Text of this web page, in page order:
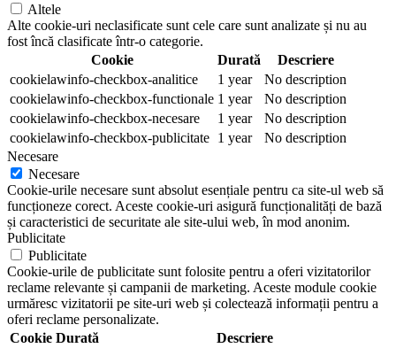
Altele
Alte cookie-uri neclasificate sunt cele care sunt analizate și nu au
fost încă clasificate într-o categorie.
Cookie
Durată
Descriere
cookielawinfo-checkbox-analitice
1 year
No description
cookielawinfo-checkbox-functionale 1 year
No description
cookielawinfo-checkbox-necesare
1 year
No description
cookielawinfo-checkbox-publicitate 1 year
No description
Necesare
Necesare
Cookie-urile necesare sunt absolut esențiale pentru ca site-ul web să
funcționeze corect. Aceste cookie-uri asigură funcționalități de bază
și caracteristici de securitate ale site-ului web, în mod anonim.
Publicitate
Publicitate
Cookie-urile de publicitate sunt folosite pentru a oferi vizitatorilor
reclame relevante și campanii de marketing. Aceste module cookie
urmăresc vizitatorii pe site-uri web și colectează informații pentru a
oferi reclame personalizate.
Cookie Durată Descriere